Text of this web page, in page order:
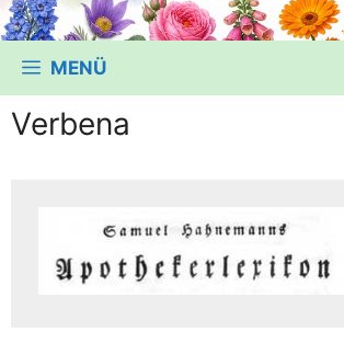
MENÜ
Verbena